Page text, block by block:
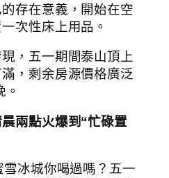
存在意義，開始在空
次性床上用品。
，五一期間泰山頂上
，剩余房源價格廣泛
兩點火爆到“忙碌置
冰城你喝過嗎？五一